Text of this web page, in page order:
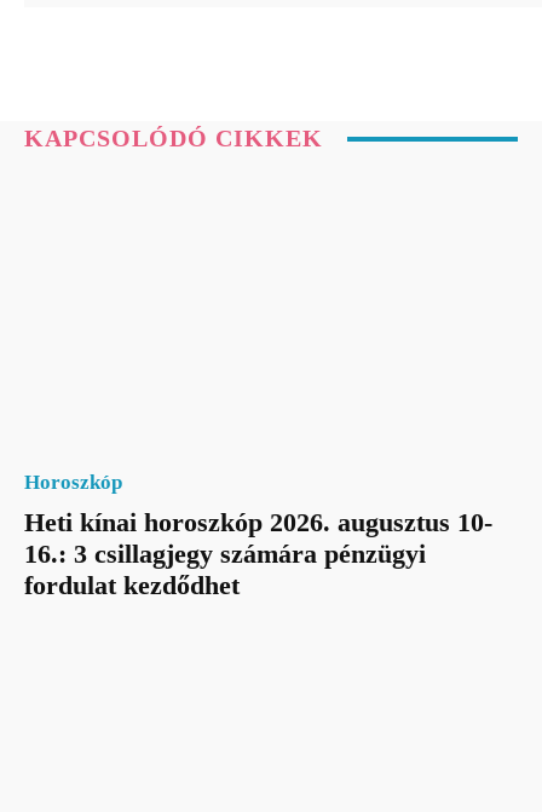
KAPCSOLÓDÓ CIKKEK
Horoszkóp
Heti kínai horoszkóp 2026. augusztus 10-
16.: 3 csillagjegy számára pénzügyi
fordulat kezdődhet